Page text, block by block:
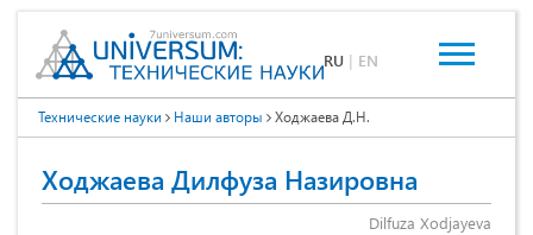
RU | EN
Технические науки Наши авторы Ходжаева Д.Н.
Ходжаева Дилфуза Назировна
Dilfuza Xodjayeva